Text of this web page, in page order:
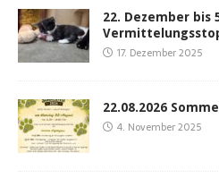
22. Dezember bis
17. Dezember 2025
22.08.2026
4. November 2025